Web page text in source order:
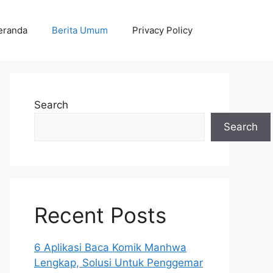
Berita Umum Privacy Policy
Search
Search
Recent Posts
6 Aplikasi Baca Komik Manhwa
Lengkap, Solusi Untuk Penggemar